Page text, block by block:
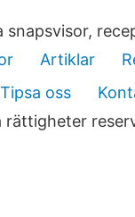
snapsvisor,
Artiklar
Tipsa oss
rättigheter